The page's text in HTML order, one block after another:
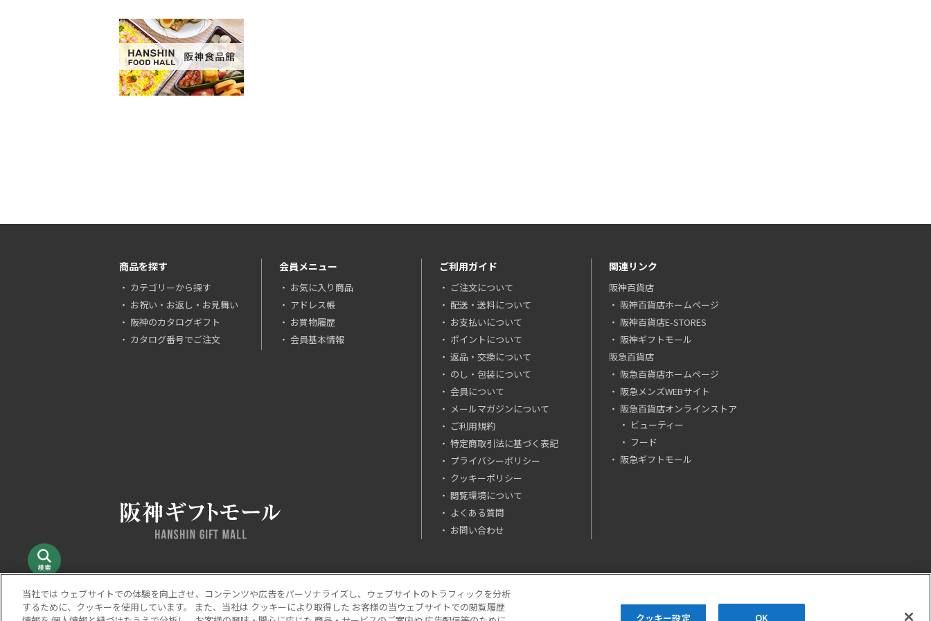
商品を探す
カテゴリーから探す
お祝い・お返し・お見舞い
阪神のカタログギフト
カタログ番号でご注文
会員メニュー
お気に入り商品
アドレス帳
お買物履歴
会員基本情報
ご利用ガイド
ご注文について
配送・送料について
お支払いについて
ポイントについて
返品・交換について
のし・包装について
会員について
メールマガジンについて
ご利用規約
特定商取引法に基づく表記
プライバシーポリシー
クッキーポリシー
閲覧環境について
よくある質問
お問い合わせ
関連リンク
阪神百貨店
阪神百貨店ホームページ
阪神百貨店E-STORES
阪神ギフトモール
阪急百貨店
阪急百貨店ホームページ
阪急メンズWEBサイト
阪急百貨店オンラインストア
ビューティー
フード
阪急ギフトモール
当サイトの表示価格は個別に税込・税抜等の記載がない場合は「税込価格」です。
当社では ウェブサイトでの体験を向上させ、コンテンツや広告をパーソナライズし、ウェブサイトのトラフィックを分析
するために、クッキーを使用しています。 また、当社は クッキーにより取得した お客様の当ウェブサイトでの閲覧履歴
クッキー設定 OK